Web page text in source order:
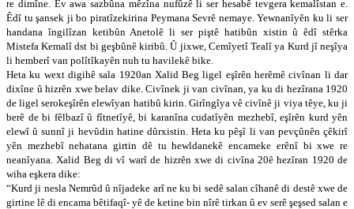
re dimîne. Ev awa sazbûna mêzîna nufûzê li ser hesabê tevgera kemalîstan e.
Êdî tu şansek ji bo piratîzekirina Peymana Sevrê nemaye. Yewnanîyên ku li ser
handana îngilîzan ketibûn Anetolê li ser piştê hatibûn xistin û êdî stêrka
Mistefa Kemalî dst bi geşbûnê kiribû. Û jixwe, Cemîyetî Tealî ya Kurd jî neşîya
li hemberî van polîtîkayên nuh tu havilekê bike.
Heta ku wext digihê sala 1920an Xalid Beg ligel eşîrên herêmê civînan li dar
dixîne û hizrên xwe belav dike. Civînek ji van civînan, ya ku di hezîrana 1920
de ligel serokeşîrên elewîyan hatibû kirin. Girîngîya vê civînê ji viya têye, ku ji
berê de bi fêlbazî û fîtnetîyê, bi karanîna cudatîyên mezhebî, eşîrên kurd yên
elewî û sunnî ji hevûdin hatine dûrxistin. Heta ku pêşî li van pevçûnên çêkirî
yên mezhebî nehatana girtin dê tu hewldanekê encameke erênî bi xwe re
neanîyana. Xalid Beg di vî warî de hizrên xwe di civîna 20ê hezîran 1920 de
wiha eşkera dike:
“Kurd ji nesla Nemrûd û nîjadeke arî ne ku bi sedê salan cîhanê di destê xwe de
girtine lê di encama bêtifaqî- yê de ketine bin nîrê tirkan û ev serê şeşsed salan e